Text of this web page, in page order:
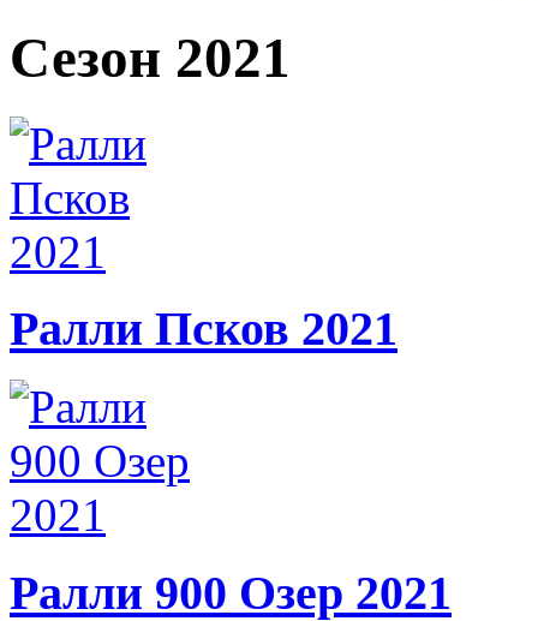
Сезон 2021
Ралли Псков 2021
Ралли 900 Озер 2021